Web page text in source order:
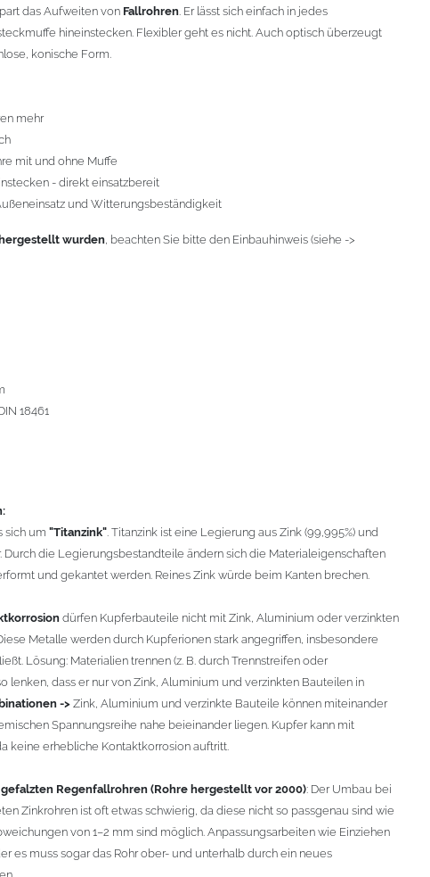
die Legierungsbestandteile ändern sich die Materialeigenschaften und
gekantet werden. Reines Zink würde beim Kanten brechen.
Metalle werden durch Kupferionen stark angegriffen, insbesondere wenn
Materialien trennen (z. B. durch Trennstreifen oder Beschichtungen) und
Zink, Aluminium und verzinkten Bauteilen in Richtung Kupfer verläuft.
und verzinkte Bauteile können miteinander verbaut werden, da sie in der
liegen. Kupfer kann mit Edelstahl und Blei kombiniert werden,
von 1–2 mm sind möglich. Anpassungsarbeiten wie Einziehen
muss sogar das Rohr ober- und unterhalb durch ein neues
Wandstärken nur eingeschränkt möglich. Zu diesem Zweck
Bei Fragen stehen wir Ihnen gern zur Verfügung.
das Aufweiten von Fallrohren . Er lässt sich einfach in jedes
hineinstecken. Flexibler geht es nicht. Auch optisch überzeugt
konische Form.
mehr
mit und ohne Muffe
- direkt einsatzbereit
und Witterungsbeständigkeit
wurden , beachten Sie bitte den Einbauhinweis (siehe ->
18461
sich um "Titanzink" . Titanzink ist eine Legierung aus Zink (99,995%) und
die Legierungsbestandteile ändern sich die Materialeigenschaften
und gekantet werden. Reines Zink würde beim Kanten brechen.
dürfen Kupferbauteile nicht mit Zink, Aluminium oder verzinkten
Metalle werden durch Kupferionen stark angegriffen, insbesondere
Lösung: Materialien trennen (z. B. durch Trennstreifen oder
lenken, dass er nur von Zink, Aluminium und verzinkten Bauteilen in
-> Zink, Aluminium und verzinkte Bauteile können miteinander
Spannungsreihe nahe beieinander liegen. Kupfer kann mit
keine erhebliche Kontaktkorrosion auftritt.
Regenfallrohren (Rohre hergestellt vor 2000): Der Umbau bei
Zinkrohren ist oft etwas schwierig, da diese nicht so passgenau sind wie
von 1–2 mm sind möglich. Anpassungsarbeiten wie Einziehen
es muss sogar das Rohr ober- und unterhalb durch ein neues